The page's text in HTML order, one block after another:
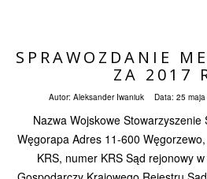
SPRAWOZDANIE
ZA 2017
Autor: Aleksander Iwaniuk Data: 25
Nazwa Wojskowe Stowarzyszenie
Węgorapa Adres 11-600
KRS, numer KRS Sąd rejonowy